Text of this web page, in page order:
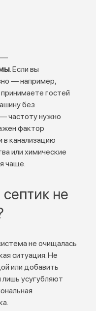
—
. Если вы
— например,
гостей
без
частоту нужно
фактор
в канализацию
или химические
чаще.
не
не очищалась
ситуация. Не
или добавить
усугубляют